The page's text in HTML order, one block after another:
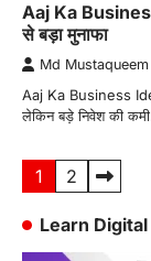
Aaj Ka
से बड़ा मुनाफा
Md
Aaj Ka Business
लेकिन बड़े निवेश की
Posts
pagination
1 2
Learn